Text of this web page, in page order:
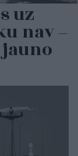
uz
nav –